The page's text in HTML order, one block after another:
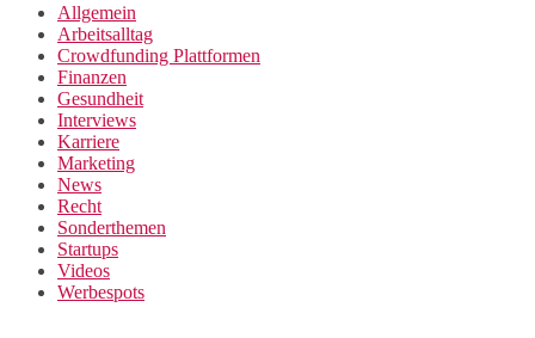
Allgemein
Arbeitsalltag
Crowdfunding Plattformen
Finanzen
Gesundheit
Interviews
Karriere
Marketing
News
Recht
Sonderthemen
Startups
Videos
Werbespots